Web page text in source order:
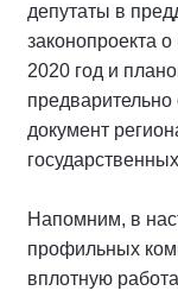
депутаты в
законопроекта
2020 год и
документ
Напомним, в
профильных
вплотную